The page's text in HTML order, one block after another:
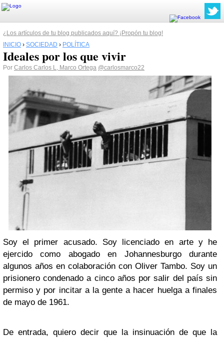
¿Los artículos de tu blog publicados aquí? ¡Propón tu blog!
INICIO › SOCIEDAD › POLÍTICA
Ideales por los que vivir
Por Carlos Carlos L, Marco Ortega @carlosmarco22
Soy el primer acusado. Soy licenciado en arte y he
ejercido como abogado en Johannesburgo durante
algunos años en colaboración con Oliver Tambo. Soy un
prisionero condenado a cinco años por salir del país sin
permiso y por incitar a la gente a hacer huelga a finales
de mayo de 1961.
De entrada, quiero decir que la insinuación de que la